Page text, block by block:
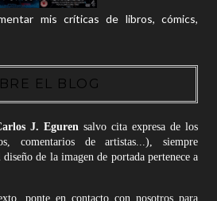
mis críticas de libros, cómics,
EL BLOG
J. Egurensalvo cita expresa de los
comentarios de artistas...), siempre
de la imagen de portada pertenece a
ponte en contacto con nosotros para